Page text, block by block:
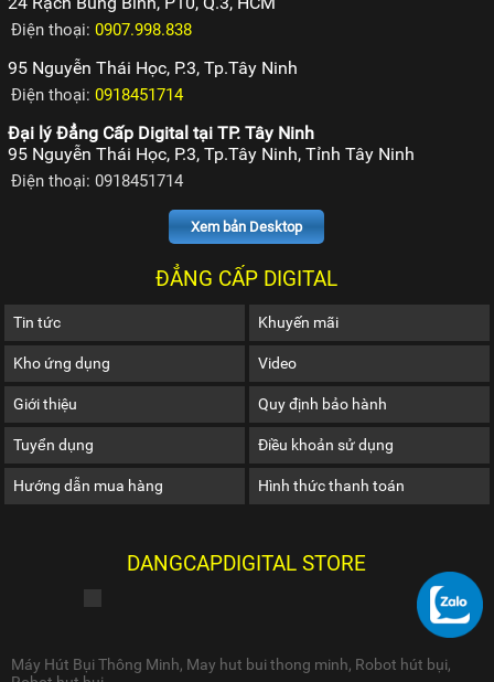
Điện thoại:0907.998.838
95 Nguyễn Thái Học, P.3, Tp.Tây Ninh
Điện thoại:0918451714
Đại lý Đẳng Cấp Digital tại TP. Tây Ninh
95 Nguyễn Thái Học, P.3, Tp.Tây Ninh, Tỉnh Tây Ninh
Điện thoại: 0918451714
Xem bản Desktop
ĐẲNG CẤP DIGITAL
Tin tức Khuyến mãi
Kho ứng dụng Video
Giới thiệu Quy định bảo hành
Tuyển dụng Điều khoản sử dụng
Hướng dẫn mua hàng Hình thức thanh toán
DANGCAPDIGITAL STORE
Máy Hút Bụi Thông Minh, May hut bui thong minh, Robot hút bụi,